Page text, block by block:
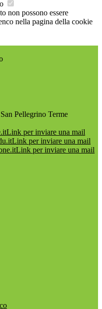
non possono essere
nella pagina della cookie
Pellegrino Terme
Link per inviare una mail
Link per inviare una mail
Link per inviare una mail